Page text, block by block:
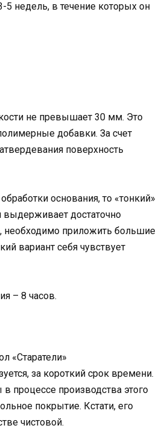
недель, в течение которых он
не превышает 30 мм. Это
добавки. За счет
поверхность
основания, то «тонкий»
достаточно
необходимо приложить большие
вариант себя чувствует
– 8 часов.
«Старатели»
за короткий срок времени.
процессе производства этого
покрытие. Кстати, его
чистовой.